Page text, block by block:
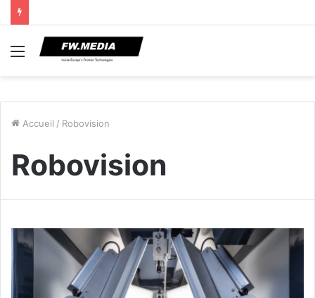
Menu
Accueil / Robovision
Robovision